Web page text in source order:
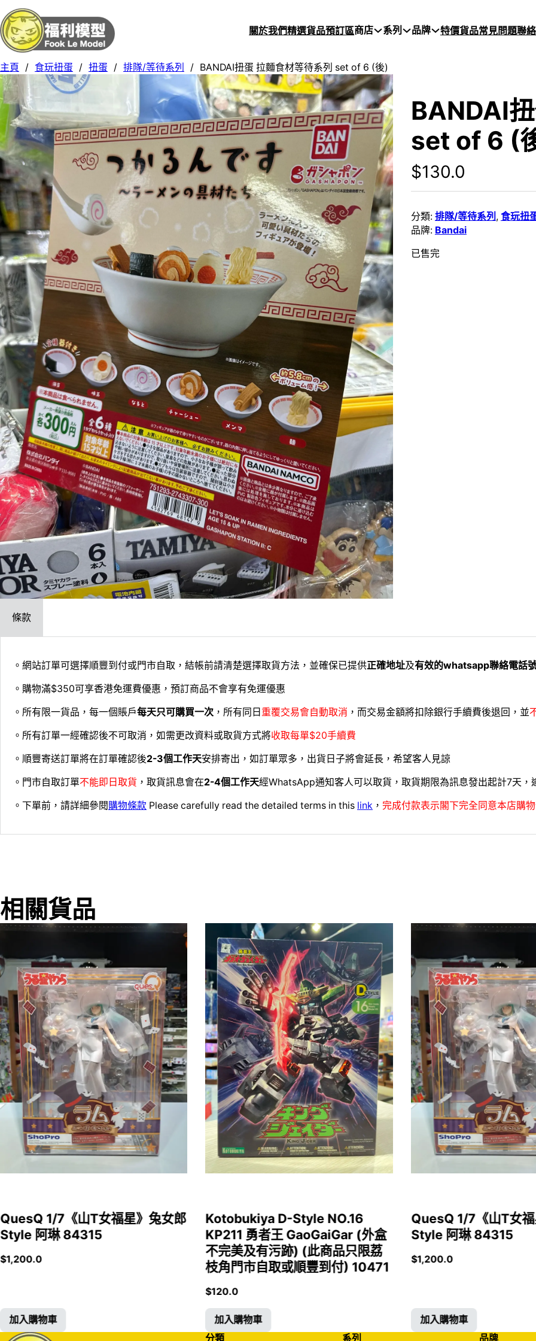
關於我們精選貨品預訂區商店 系列 品牌 特價貨品常見問題聯
主頁 / 食玩扭蛋 / 扭蛋 / 排隊/等待系列 / BANDAI扭蛋 拉麵食材等待系列 set of 6 (後)
BANDAI
set of 6 (
$130.0
分類: 排隊/等待系列 , 食玩扭
品牌: Bandai
已售完
條款
。網站訂單可選擇順豐到付或門市自取，結帳前請清楚選擇取貨方法，並確保已提供正確地址及有效的whatsapp聯絡電話
。購物滿$350可享香港免運費優惠，預訂商品不會享有免運優惠
。所有限一貨品，每一個賬戶每天只可購買一次 ，所有同日 重覆交易會自動取消 ，而交易金額將扣除銀行手續費後退回，並
。所有訂單一經確認後不可取消，如需更改資料或取貨方式將收取每單$20手續費
。順豐寄送訂單將在訂單確認後2-3個工作天安排寄出，如訂單眾多，出貨日子將會延長，希望客人見諒
。門市自取訂單不能即日取貨 ，取貨訊息會在2-4個工作天經WhatsApp通知客人可以取貨，取貨期限為訊息發出起計7天，
。下單前，請詳細參閱購物條款 Please carefully read the detailed terms in this link ， 完成付款表示閣下完全同意本店購
相關貨品
QuesQ 1/7《山T女福星》兔女郎
Style 阿琳 84315
$1,200.0
加入購物車
Kotobukiya D-Style NO.16
KP211 勇者王 GaoGaiGar (外盒
不完美及有污跡) (此商品只限荔
枝角門市自取或順豐到付) 10471
$120.0
加入購物車
QuesQ 1/7《山T女
Style 阿琳 84315
$1,200.0
加入購物車
分類
系列 品牌